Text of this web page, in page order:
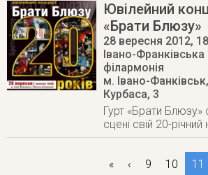
Ювілейний
«Брати Блюзу»
28 вересня 2012,
Івано-
філармонія
м. Івано-Фанківськ,
Курбаса, 3
Гурт «Брати Блюзу»
сцені свій 20-річний
« ‹ 9 10 11